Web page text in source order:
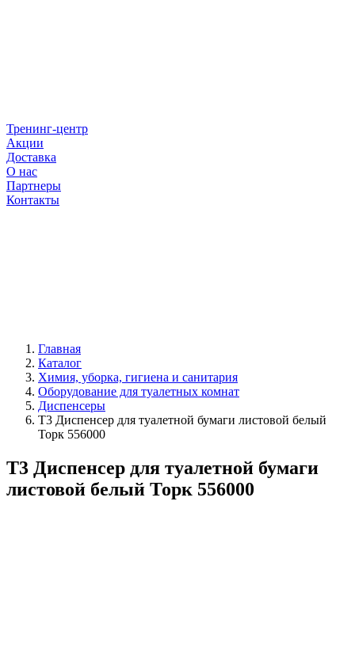
Тренинг-центр
Акции
Доставка
О нас
Партнеры
Контакты
Главная
Каталог
Химия, уборка, гигиена и санитария
Оборудование для туалетных комнат
Диспенсеры
T3 Диспенсер для туалетной бумаги листовой белый
Торк 556000
T3 Диспенсер для туалетной бумаги
листовой белый Торк 556000